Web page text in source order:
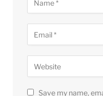
Save my name,